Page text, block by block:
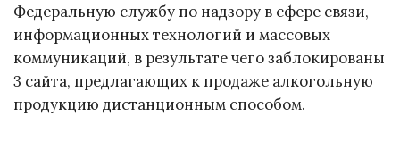
Федеральную службу по надзору в сфере связи,
информационных технологий и массовых
коммуникаций, в результате чего заблокированы
3 сайта, предлагающих к продаже алкогольную
продукцию дистанционным способом.